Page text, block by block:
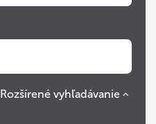
Rozšírené vyhľadávanie